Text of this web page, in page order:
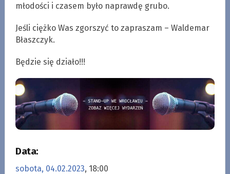
młodości i czasem było naprawdę grubo.
Jeśli ciężko Was zgorszyć to zapraszam – Waldemar
Błaszczyk.
Będzie się działo!!!
Data:
sobota, 04.02.2023, 18:00